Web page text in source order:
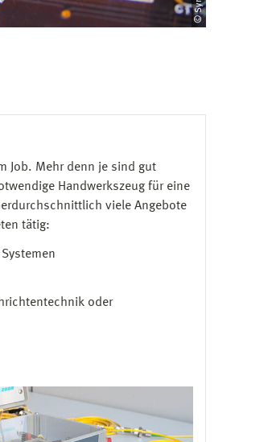
Job. Mehr denn je sind gut
Handwerkszeug für eine
viele Angebote
tätig:
oder